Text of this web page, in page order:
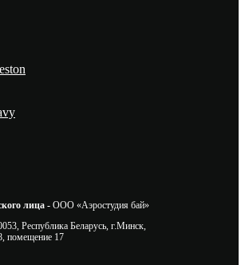
лица - ООО «Аэростудия бай»
Республика Беларусь, г.Минск,
помещение 17